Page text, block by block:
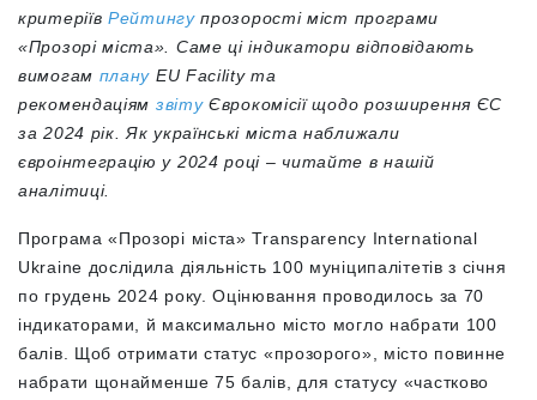
критеріїв Рейтингупрозорості міст програми
«Прозорі міста». Саме ці індикатори відповідають
вимогам плану EU Facility та
рекомендаціям звітуЄврокомісії щодо розширення ЄС
за 2024 рік. Як українські міста наближали
євроінтеграцію у 2024 році – читайте в нашій
аналітиці.
Програма «Прозорі міста» Transparency International
Ukraine дослідила діяльність 100 муніципалітетів з січня
по грудень 2024 року. Оцінювання проводилось за 70
індикаторами, й максимально місто могло набрати 100
балів. Щоб отримати статус «прозорого», місто повинне
набрати щонайменше 75 балів, для статусу «частково